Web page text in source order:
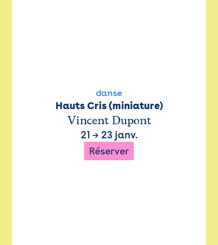
danse
Hauts Cris (miniature)
Vincent Dupont
21 → 23 janv.
Réserver